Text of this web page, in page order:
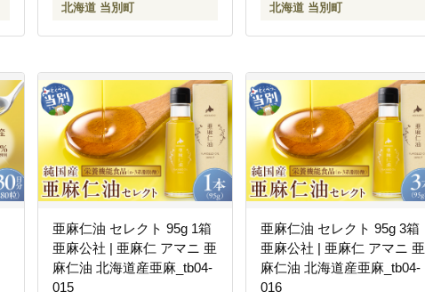
北海道 当別町 北海道 当別町
亜麻仁油 セレクト 95g 1箱
亜麻公社 | 亜麻仁 アマニ 亜
麻仁油 北海道産亜麻_tb04-
015
亜麻仁油 セレクト 95g 3箱
亜麻公社 | 亜麻仁 アマニ 亜
麻仁油 北海道産亜麻_tb04-
016